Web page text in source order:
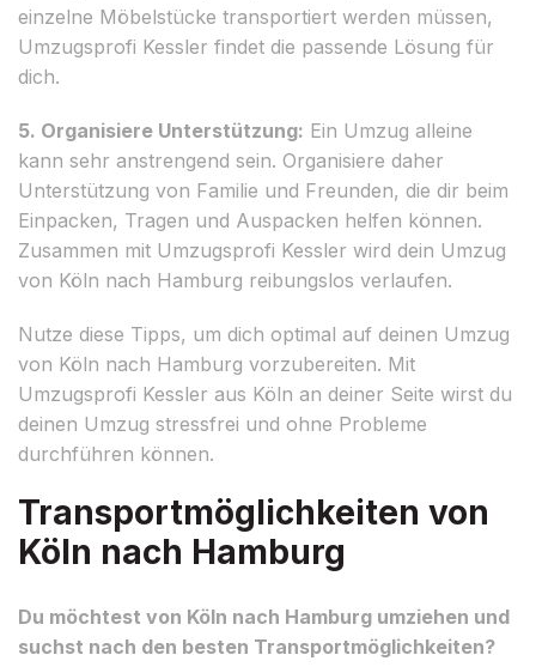
einzelne Möbelstücke transportiert werden müssen,
Umzugsprofi Kessler findet die passende Lösung für
dich.
5. Organisiere Unterstützung: Ein Umzug alleine
kann sehr anstrengend sein. Organisiere daher
Unterstützung von Familie und Freunden, die dir beim
Einpacken, Tragen und Auspacken helfen können.
Zusammen mit Umzugsprofi Kessler wird dein Umzug
von Köln nach Hamburg reibungslos verlaufen.
Nutze diese Tipps, um dich optimal auf deinen Umzug
von Köln nach Hamburg vorzubereiten. Mit
Umzugsprofi Kessler aus Köln an deiner Seite wirst du
deinen Umzug stressfrei und ohne Probleme
durchführen können.
Transportmöglichkeiten von
Köln nach Hamburg
Du möchtest von Köln nach Hamburg umziehen und
suchst nach den besten Transportmöglichkeiten?